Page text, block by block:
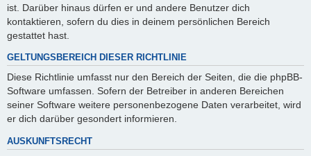
ist. Darüber hinaus dürfen er und andere Benutzer dich
kontaktieren, sofern du dies in deinem persönlichen Bereich
gestattet hast.
GELTUNGSBEREICH DIESER RICHTLINIE
Diese Richtlinie umfasst nur den Bereich der Seiten, die die phpBB-
Software umfassen. Sofern der Betreiber in anderen Bereichen
seiner Software weitere personenbezogene Daten verarbeitet, wird
er dich darüber gesondert informieren.
AUSKUNFTSRECHT